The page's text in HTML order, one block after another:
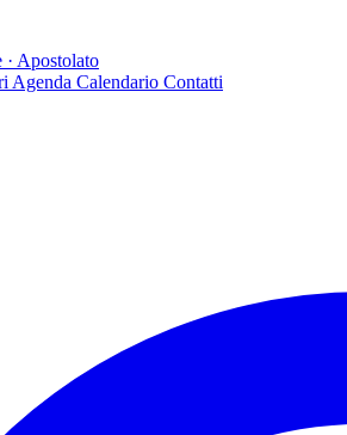
· Apostolato
Agenda Calendario Contatti